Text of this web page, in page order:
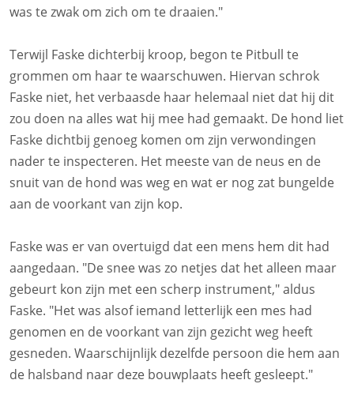
was te zwak om zich om te draaien."
Terwijl Faske dichterbij kroop, begon te Pitbull te
grommen om haar te waarschuwen. Hiervan schrok
Faske niet, het verbaasde haar helemaal niet dat hij dit
zou doen na alles wat hij mee had gemaakt. De hond liet
Faske dichtbij genoeg komen om zijn verwondingen
nader te inspecteren. Het meeste van de neus en de
snuit van de hond was weg en wat er nog zat bungelde
aan de voorkant van zijn kop.
Faske was er van overtuigd dat een mens hem dit had
aangedaan. "De snee was zo netjes dat het alleen maar
gebeurt kon zijn met een scherp instrument," aldus
Faske. "Het was alsof iemand letterlijk een mes had
genomen en de voorkant van zijn gezicht weg heeft
gesneden. Waarschijnlijk dezelfde persoon die hem aan
de halsband naar deze bouwplaats heeft gesleept."